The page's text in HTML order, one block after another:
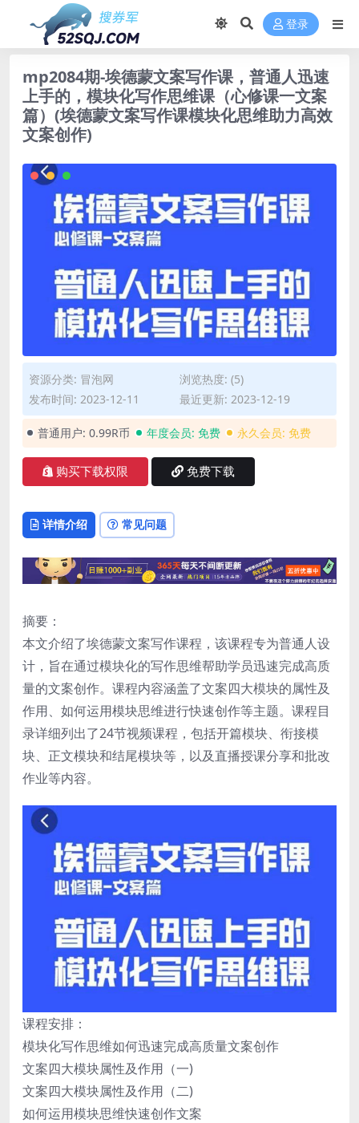
登录
mp2084期-埃德蒙文案写作课，普通人迅速
上手的，模块化写作思维课（心修课一文案
篇）(埃德蒙文案写作课模块化思维助力高效
文案创作)
资源分类: 冒泡网
浏览热度: (5)
发布时间: 2023-12-11
最近更新: 2023-12-19
普通用户: 0.99R币 年度会员: 免费 永久会员: 免费
购买下载权限 免费下载
详情介绍 常见问题
摘要：
本文介绍了埃德蒙文案写作课程，该课程专为普通人设
计，旨在通过模块化的写作思维帮助学员迅速完成高质
量的文案创作。课程内容涵盖了文案四大模块的属性及
作用、如何运用模块思维进行快速创作等主题。课程目
录详细列出了24节视频课程，包括开篇模块、衔接模
块、正文模块和结尾模块等，以及直播授课分享和批改
作业等内容。
课程安排：
模块化写作思维如何迅速完成高质量文案创作
文案四大模块属性及作用（一)
文案四大模块属性及作用（二)
如何运用模块思维快速创作文案